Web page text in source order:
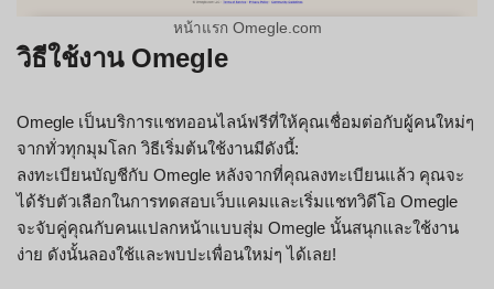
หน้าแรก Omegle.com
วิธีใช้งาน Omegle
Omegle เป็นบริการแชทออนไลน์ฟรีที่ให้คุณเชื่อมต่อกับผู้คนใหม่ๆ
จากทั่วทุกมุมโลก วิธีเริ่มต้นใช้งานมีดังนี้:
ลงทะเบียนบัญชีกับ Omegle หลังจากที่คุณลงทะเบียนแล้ว คุณจะ
ได้รับตัวเลือกในการทดสอบเว็บแคมและเริ่มแชทวิดีโอ Omegle
จะจับคู่คุณกับคนแปลกหน้าแบบสุ่ม Omegle นั้นสนุกและใช้งาน
ง่าย ดังนั้นลองใช้และพบปะเพื่อนใหม่ๆ ได้เลย!